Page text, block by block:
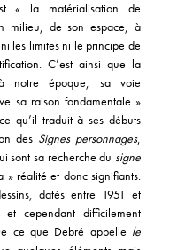
« la matérialisation de
milieu, de son espace, à
les limites ni le principe de
C’est ainsi que la
notre époque, sa voie
sa raison fondamentale »
qu’il traduit à ses débuts
des Signes personnages,
sont sa recherche du signe
» réalité et donc signifiants.
datés entre 1951 et
cependant difficilement
ce que Debré appelle le